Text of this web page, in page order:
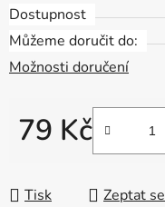
Dostupnost
Můžeme doručit do:
Možnosti doručení
79 Kč
Měrná cena:
Tisk Zeptat se